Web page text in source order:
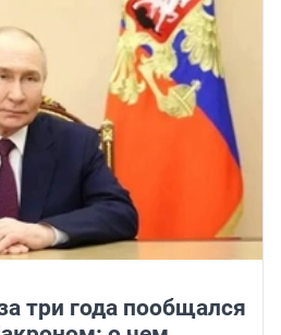
три года пообщался